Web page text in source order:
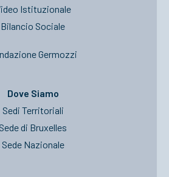
Istituzionale
Bilancio Sociale
Germozzi
Dove Siamo
Sedi Territoriali
Sede di Bruxelles
Sede Nazionale